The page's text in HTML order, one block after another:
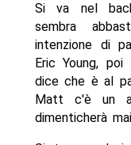
Si va nel
sembra
intenzione di
Eric Young,
dice che è al
Matt c'è un
dimenticherà